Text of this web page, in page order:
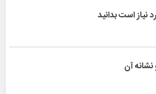
است بدانید